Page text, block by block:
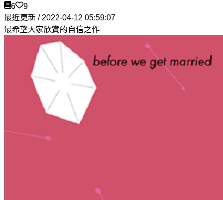
6
9
最近更新 / 2022-04-12 05:59:07
最希望大家欣賞的自信之作